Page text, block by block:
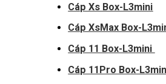
Cáp Xs Box-L3mini
Cáp XsMax Box-
Cáp 11 Box-L3mini
Cáp 11Pro Box-